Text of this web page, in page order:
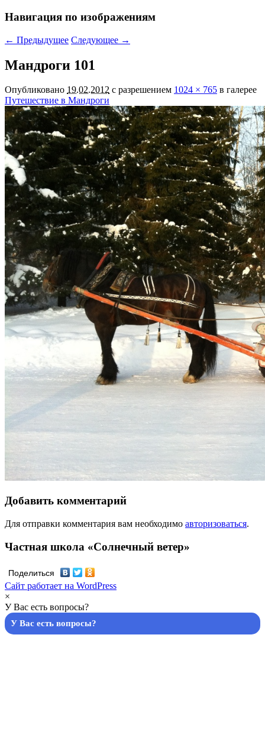
Навигация по изображениям
← Предыдущее Следующее →
Мандроги 101
Опубликовано 19.02.2012 с разрешением 1024 × 765 в галерее
Путешествие в Мандроги
Добавить комментарий
Для отправки комментария вам необходимо авторизоваться.
Частная школа «Солнечный ветер»
Поделиться
Сайт работает на WordPress
×
У Вас есть вопросы?
У Вас есть вопросы?